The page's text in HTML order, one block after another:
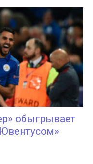
обыгрывает